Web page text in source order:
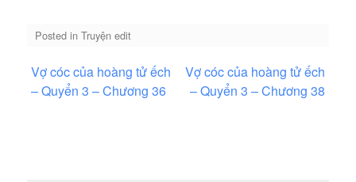
Posted in Truyện edit
Điều
hướng
Vợ cóc của hoàng tử ếch
– Quyển 3 – Chương 36
Vợ cóc của hoàng tử ếch
– Quyển 3 – Chương 38